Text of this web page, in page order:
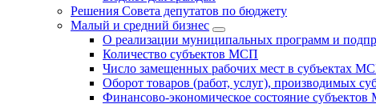
Решения Совета депутатов по бюджету
Малый и средний бизнес
О реализации муниципальных программ и
Количество субъектов МСП
Число замещенных рабочих мест в субъектах
Оборот товаров (работ, услуг), производимых
Финансово-экономическое состояние